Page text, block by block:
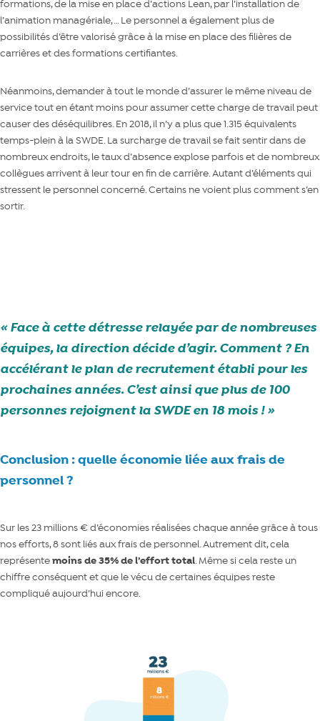
formations, de la mise en place d’actions Lean, par l’installation de
l’animation managériale, … Le personnel a également plus de
possibilités d’être valorisé grâce à la mise en place des filières de
carrières et des formations certifiantes.
Néanmoins, demander à tout le monde d’assurer le même niveau de
service tout en étant moins pour assumer cette charge de travail peut
causer des déséquilibres. En 2018, il n’y a plus que 1.315 équivalents
temps-plein à la SWDE. La surcharge de travail se fait sentir dans de
nombreux endroits, le taux d’absence explose parfois et de nombreux
collègues arrivent à leur tour en fin de carrière. Autant d’éléments qui
stressent le personnel concerné. Certains ne voient plus comment s’en
sortir.
Face à cette détresse relayée par de nombreuses
équipes, la direction décide d’agir. Comment ? En
accélérant le plan de recrutement établi pour les
prochaines années. C’est ainsi que plus de 100
personnes rejoignent la SWDE en 18 mois !
Conclusion : quelle économie liée aux frais de
personnel ?
Sur les 23 millions € d’économies réalisées chaque année grâce à tous
nos efforts, 8 sont liés aux frais de personnel. Autrement dit, cela
représentemoins de 35% de l’effort total. Même si cela reste un
chiffre conséquent et que le vécu de certaines équipes reste
compliqué aujourd’hui encore.